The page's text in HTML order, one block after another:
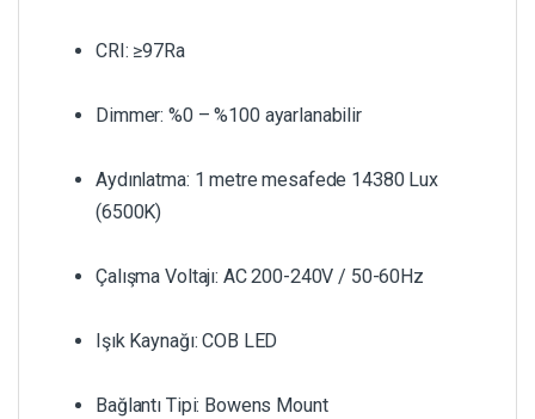
CRI: ≥97Ra
Dimmer: %0 – %100 ayarlanabilir
Aydınlatma: 1 metre mesafede 14380 Lux
(6500K)
Çalışma Voltajı: AC 200-240V / 50-60Hz
Işık Kaynağı: COB LED
Bağlantı Tipi: Bowens Mount